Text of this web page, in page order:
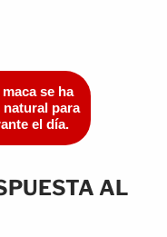
se ha
para
el día.
AL